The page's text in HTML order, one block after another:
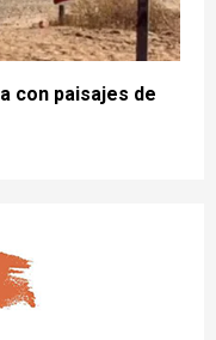
con paisajes de